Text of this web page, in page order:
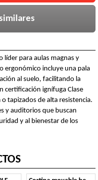
líder para aulas magnas y
ergonómico incluye una pala
al suelo, facilitando la
certificación ignífuga Clase
tapizados de alta resistencia.
y auditorios que buscan
y al bienestar de los